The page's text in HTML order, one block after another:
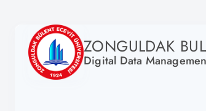
ZONGULDAK
Digital Data